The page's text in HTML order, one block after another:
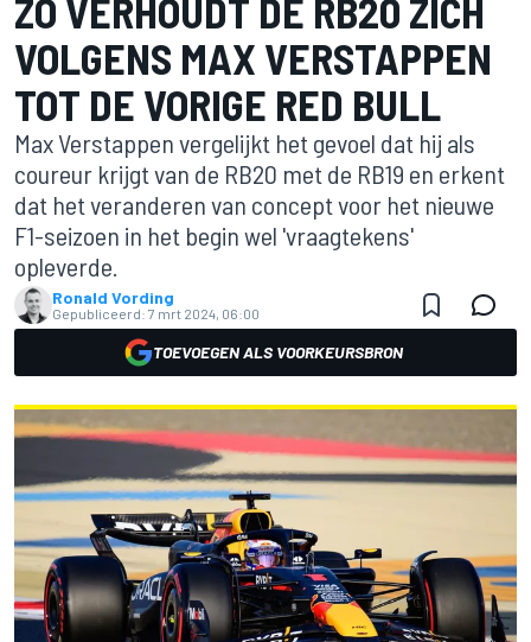
ZO VERHOUDT DE RB20 ZICH
VOLGENS MAX VERSTAPPEN
TOT DE VORIGE RED BULL
Max Verstappen vergelijkt het gevoel dat hij als
coureur krijgt van de RB20 met de RB19 en erkent
dat het veranderen van concept voor het nieuwe
F1-seizoen in het begin wel 'vraagtekens'
opleverde.
Ronald Vording
Gepubliceerd: 7 mrt 2024, 06:00
TOEVOEGEN ALS VOORKEURSBRON